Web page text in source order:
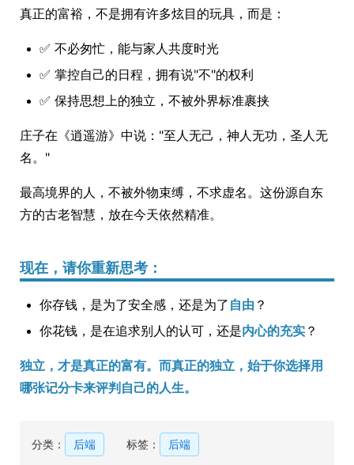
真正的富裕，不是拥有许多炫目的玩具，而是：
✅ 不必匆忙，能与家人共度时光
✅ 掌控自己的日程，拥有说"不"的权利
✅ 保持思想上的独立，不被外界标准裹挟
庄子在《逍遥游》中说："至人无己，神人无功，圣人无
名。"
最高境界的人，不被外物束缚，不求虚名。这份源自东
方的古老智慧，放在今天依然精准。
现在，请你重新思考：
你存钱，是为了安全感，还是为了 自由 ？
你花钱，是在追求别人的认可，还是内心的充实 ？
独立，才是真正的富有。而真正的独立，始于你选择用
哪张记分卡来评判自己的人生。
分类： 后端 标签： 后端